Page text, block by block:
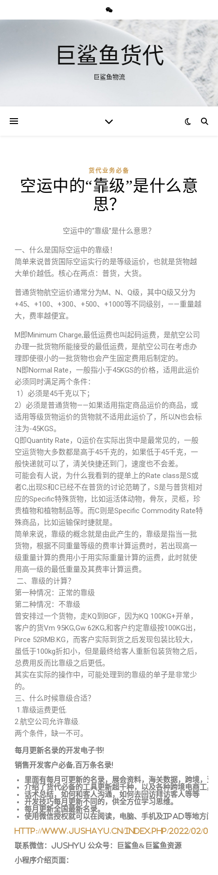
巨鲨鱼货代
巨鲨鱼物流
货代业务必备
空运中的“靠级”是什么意
思？
空运中的“靠级”是什么意思？
一、什么是国际空运中的靠级！
简单来说普货国际空运实行的是等级运价，也就是货物越
大单价越低。核心在两点：普货，大货。
普通货物航空运价通常分为M、N、Q级，其中Q级又分为
+45、+100、+300、+500、+1000等不同级别，——重量越
大，费率越便宜。
M即Minimum Charge,最低运费也叫起码运费，是航空公司
办理一批货物所能接受的最低运费，是航空公司在考虑办
理即使很小的一批货物也会产生固定费用后制定的。
N即Normal Rate，一般指小于45KGS的价格，适用此运价
必须同时满足两个条件：
1）必须是45千克以下；
2）必须是普通货物——如果适用指定商品运价的商品，或
适用等级货物运价的货物就不适用此运价了，所以N也会标
注为-45KGS。
Q即Quantity Rate，Q运价在实际出货中是最常见的，一般
空运货物大多数都是高于45千克的，如果低于45千克，一
般快递就可以了，清关快捷还到门，速度也不会差。
可能会有人说，为什么我看到的提单上的Rate class是S或
者C,出现S和C已经不在普货的讨论范畴了，S是与普货相对
应的Specific特殊货物，比如运活体动物，骨灰，灵柩，珍
贵植物和植物制品等。而C则是Specific Commodity Rate特
殊商品，比如运输保时捷就是。
简单来说，靠级的概念就是由此产生的，靠级是指当一批
货物，根据不同重量等级的费率计算运费时，若出现高一
级重量计算的费用小于用实际重量计算的运费，此时就使
用高一级的最低重量及其费率计算运费。
二、靠级的计算？
第一种情况：正常的靠级
第二种情况：不靠级
曾安排过一个货物，走KQ到BGF，因为KQ 100KG+开单，
客户的货Vm 95KG,Gw 62KG,和客户约定靠级按100KG出，
Pirce 52RMB.KG，而客户实际到货之后发现包装比较大，
虽低于100kg折扣小，但是最终给客人重新包装货物之后，
总费用反而比靠级之后更低。
其实在实际的操作中，可能处理到的靠级的单子是非常少
的。
三、什么时候靠级合适？
1.靠级运费更低.
2.航空公司允许靠级.
两个条件，缺一不可。
每月更新名录的开发电子书!
销售开发客户必备,百万条名录!
里面有每月可更新的名录，展会资料，海关数据，跨境，亚
介绍了货代必备的工具更新超千种，以及各种跨境电商工具
话术总结，如何和客人沟通，如何去回访拜访客人等等
开发技巧每月更新不同的，供全方位学习思维。
每月更新全国最新名录。
使用微信授权就可以在阅读，电脑、手机及ipad等地方阅
http://www.jushayu.cn/index.php/2022/02/
联系微信：JUSHYU 公众号：巨鲨鱼&巨鲨鱼资源
小程序介绍页面：